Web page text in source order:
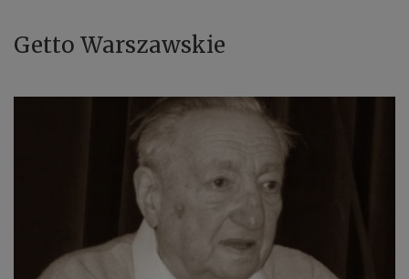
Getto Warszawskie